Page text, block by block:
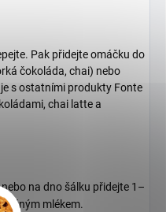
Pak přidejte omáčku do
čokoláda, chai) nebo
s ostatními produkty Fonte
chai latte a
na dno šálku přidejte 1–
mlékem.